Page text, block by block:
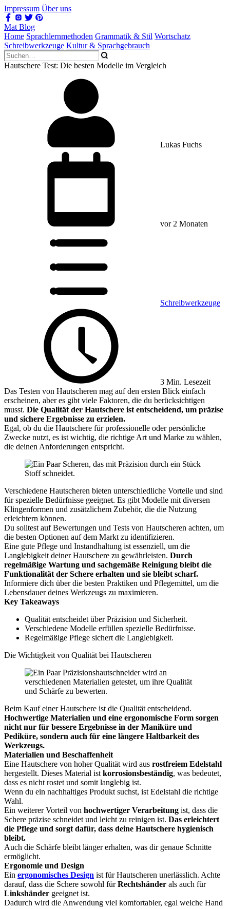
Impressum Über uns
Mat Blog
Home Sprachlernmethoden Grammatik & Stil Wortschatz
Schreibwerkzeuge Kultur & Sprachgebrauch
Hautschere Test: Die besten Modelle im Vergleich
Lukas Fuchs
vor 2 Monaten
Schreibwerkzeuge
3 Min. Lesezeit
Das Testen von Hautscheren mag auf den ersten Blick einfach
erscheinen, aber es gibt viele Faktoren, die du berücksichtigen
musst. Die Qualität der Hautschere ist entscheidend, um präzise
und sichere Ergebnisse zu erzielen.
Egal, ob du die Hautschere für professionelle oder persönliche
Zwecke nutzt, es ist wichtig, die richtige Art und Marke zu wählen,
die deinen Anforderungen entspricht.
Verschiedene Hautscheren bieten unterschiedliche Vorteile und sind
für spezielle Bedürfnisse geeignet. Es gibt Modelle mit diversen
Klingenformen und zusätzlichem Zubehör, die die Nutzung
erleichtern können.
Du solltest auf Bewertungen und Tests von Hautscheren achten, um
die besten Optionen auf dem Markt zu identifizieren.
Eine gute Pflege und Instandhaltung ist essenziell, um die
Langlebigkeit deiner Hautschere zu gewährleisten. Durch
regelmäßige Wartung und sachgemäße Reinigung bleibt die
Funktionalität der Schere erhalten und sie bleibt scharf.
Informiere dich über die besten Praktiken und Pflegemittel, um die
Lebensdauer deines Werkzeugs zu maximieren.
Key Takeaways
Qualität entscheidet über Präzision und Sicherheit.
Verschiedene Modelle erfüllen spezielle Bedürfnisse.
Regelmäßige Pflege sichert die Langlebigkeit.
Die Wichtigkeit von Qualität bei Hautscheren
Beim Kauf einer Hautschere ist die Qualität entscheidend.
Hochwertige Materialien und eine ergonomische Form sorgen
nicht nur für bessere Ergebnisse in der Maniküre und
Pediküre, sondern auch für eine längere Haltbarkeit des
Werkzeugs.
Materialien und Beschaffenheit
Eine Hautschere von hoher Qualität wird aus rostfreiem Edelstahl
hergestellt. Dieses Material ist korrosionsbeständig, was bedeutet,
dass es nicht rostet und somit langlebig ist.
Wenn du ein nachhaltiges Produkt suchst, ist Edelstahl die richtige
Wahl.
Ein weiterer Vorteil von hochwertiger Verarbeitung ist, dass die
Schere präzise schneidet und leicht zu reinigen ist. Das erleichtert
die Pflege und sorgt dafür, dass deine Hautschere hygienisch
bleibt.
Auch die Schärfe bleibt länger erhalten, was dir genaue Schnitte
ermöglicht.
Ergonomie und Design
Ein ergonomisches Design ist für Hautscheren unerlässlich. Achte
darauf, dass die Schere sowohl fürRechtshänder als auch für
Linkshänder geeignet ist.
Dadurch wird die Anwendung viel komfortabler, egal welche Hand